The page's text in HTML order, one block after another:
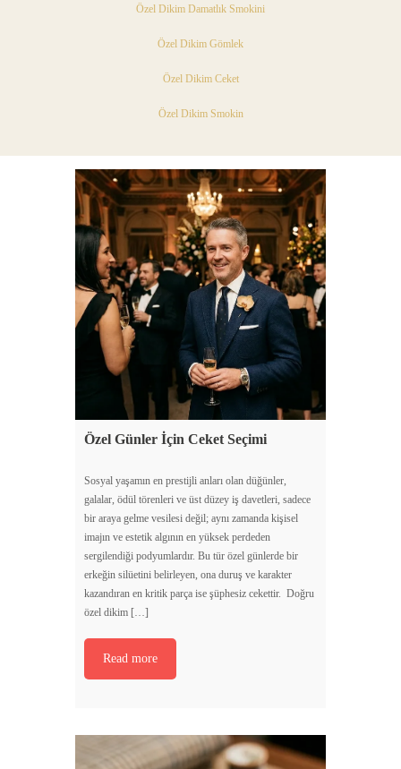
Özel Dikim Damatlık Smokini
Özel Dikim Gömlek
Özel Dikim Ceket
Özel Dikim Smokin
Özel Günler İçin Ceket Seçimi
Sosyal yaşamın en prestijli anları olan düğünler,
galalar, ödül törenleri ve üst düzey iş davetleri, sadece
bir araya gelme vesilesi değil; aynı zamanda kişisel
imajın ve estetik algının en yüksek perdeden
sergilendiği podyumlardır. Bu tür özel günlerde bir
erkeğin silüetini belirleyen, ona duruş ve karakter
kazandıran en kritik parça ise şüphesiz cekettir. Doğru
özel dikim […]
Read more